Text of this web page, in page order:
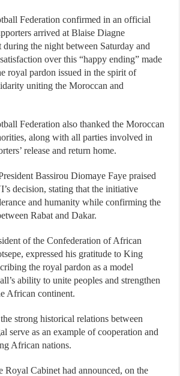
Federation confirmed in an official
arrived at Blaise Diagne
the night between Saturday and
over this “happy ending” made
royal pardon issued in the spirit of
uniting the Moroccan and
Federation also thanked the Moroccan
along with all parties involved in
release and return home.
Bassirou Diomaye Faye praised
decision, stating that the initiative
and humanity while confirming the
Rabat and Dakar.
of the Confederation of African
expressed his gratitude to King
the royal pardon as a model
ability to unite peoples and strengthen
African continent.
strong historical relations between
serve as an example of cooperation and
African nations.
Royal Cabinet had announced, on the